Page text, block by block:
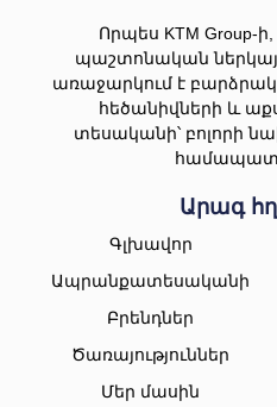
Որպես KTM Group-ի,
պաշտոնական
առաջարկում է
հեծանիվների և
տեսականի՝ բոլորի
Արագ
Գլխավոր
Ապրանքատեսականի
Բրենդներ
Ծառայություններ
Մեր մասին